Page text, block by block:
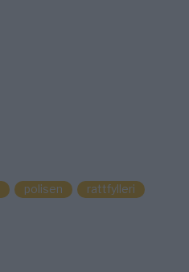
polisen rattfylleri